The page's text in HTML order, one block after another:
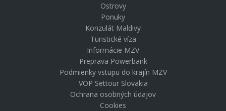
Ostrovy
Ponuky
Konzulát Maldivy
Turistické víza
Informácie MZV
Preprava Powerbank
Podmienky vstupu do krajín MZV
VOP Settour Slovakia
Ochrana osobných údajov
Cookies